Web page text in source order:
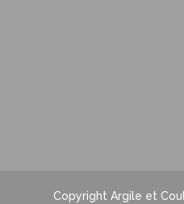
Copyright Argile et